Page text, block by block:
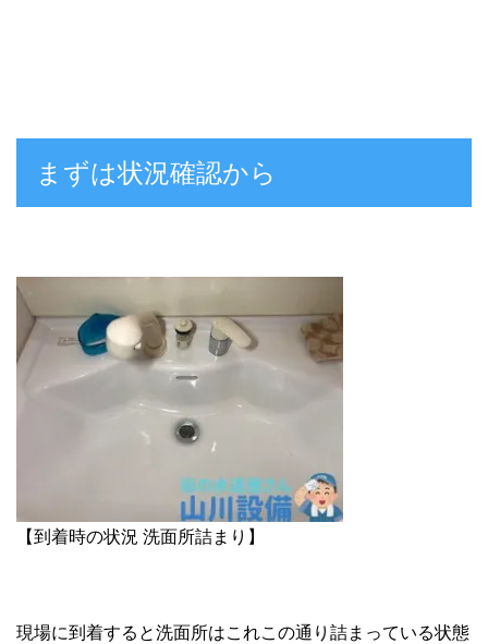
まずは状況確認から
【到着時の状況 洗面所詰まり】
現場に到着すると洗面所はこれこの通り詰まっている状態